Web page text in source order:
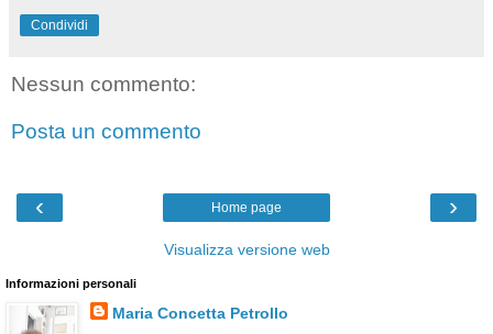
Condividi
Nessun commento:
Posta un commento
‹ ›
Home page
Visualizza versione web
Informazioni personali
Maria Concetta Petrollo